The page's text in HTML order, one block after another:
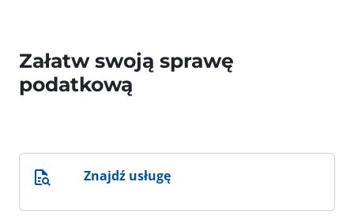
Załatw swoją sprawę
podatkową
Znajdź usługę